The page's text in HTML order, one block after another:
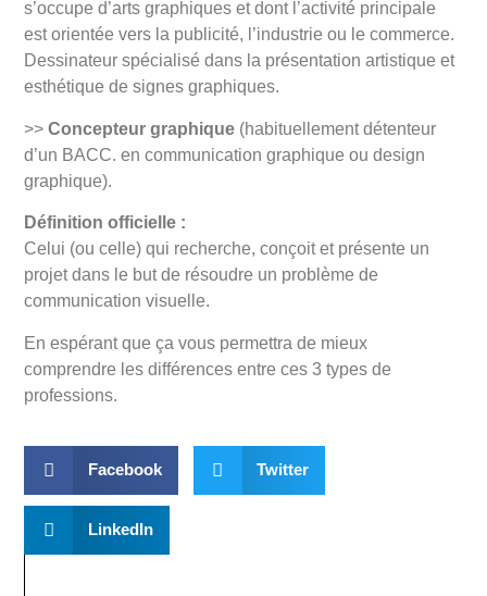
s’occupe d’arts graphiques et dont l’activité principale
est orientée vers la publicité, l’industrie ou le commerce.
Dessinateur spécialisé dans la présentation artistique et
esthétique de signes graphiques.
>>Concepteur graphique (habituellement détenteur
d’un BACC. en communication graphique ou design
graphique).
Définition officielle :
Celui (ou celle) qui recherche, conçoit et présente un
projet dans le but de résoudre un problème de
communication visuelle.
En espérant que ça vous permettra de mieux
comprendre les différences entre ces 3 types de
professions.
Facebook Twitter
LinkedIn